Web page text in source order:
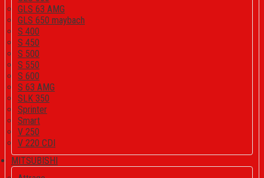
GLS 63 AMG
GLS 650 maybach
S 400
S 450
S 500
S 550
S 600
S 63 AMG
SLK 350
Sprinter
Smart
V 250
V 220 CDI
MITSUBISHI